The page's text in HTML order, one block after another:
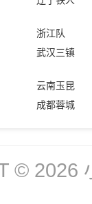
浙江队
武汉三镇
云南玉昆
成都蓉城
© 2026